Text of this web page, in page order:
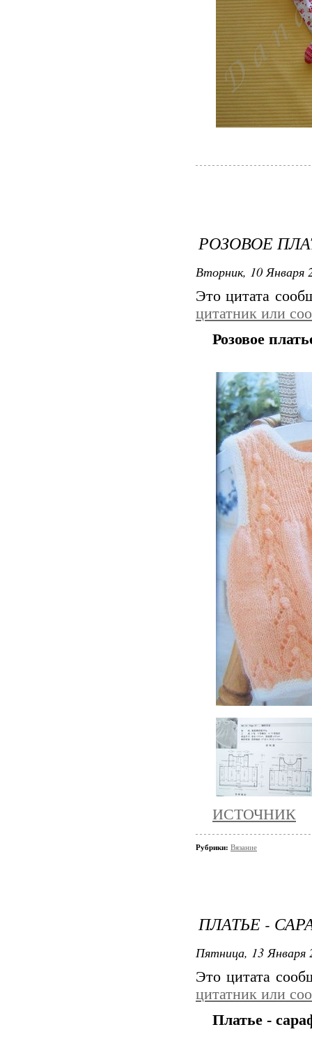
РОЗОВОЕ
Вторник, 10 Января
Это цитата
цитатник или
Розовое
ИСТОЧНИК
Рубрики: Вязание
ПЛАТЬЕ -
Пятница, 13 Января
Это цитата
цитатник или
Платье -